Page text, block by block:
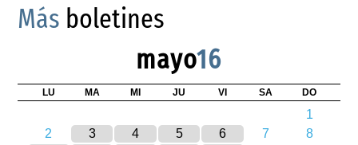
Más boletines
mayo16
LU MA MI JU VI SA DO
1
2
3 4 5 6 7
8